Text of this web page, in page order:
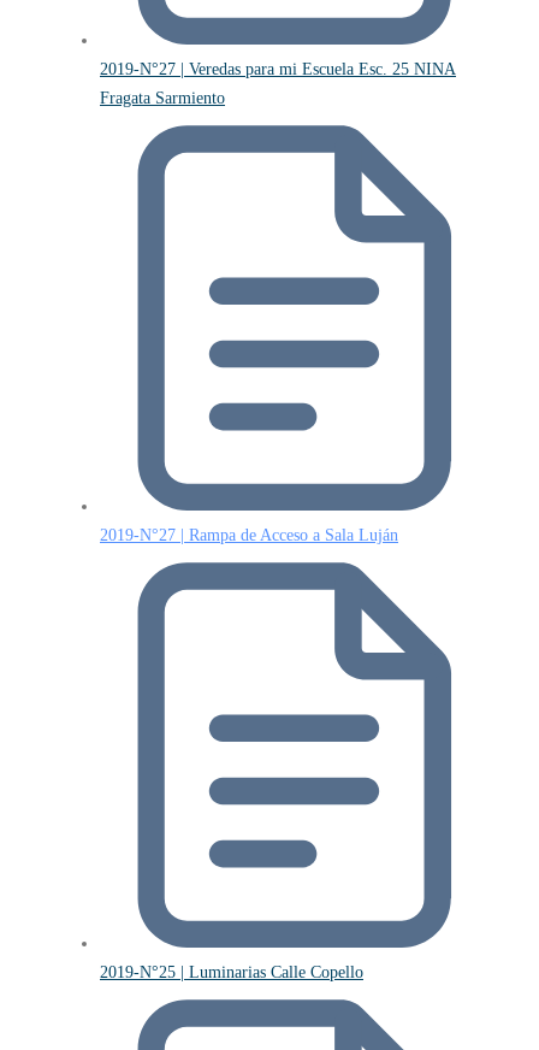
2019-N°27 | Veredas para mi Escuela Esc. 25 NINA
Fragata Sarmiento
2019-N°27 | Rampa de Acceso a Sala Luján
2019-N°25 | Luminarias Calle Copello